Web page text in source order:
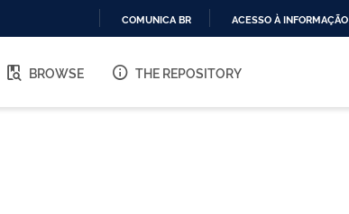
O
COMUNICA BR ACESSO À INFORMAÇÃO
BROWSE THE REPOSITORY